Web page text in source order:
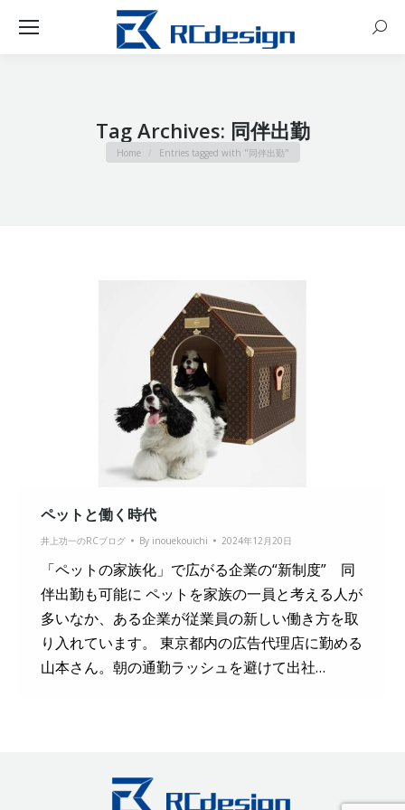
Tag Archives: 同伴出勤
You are here:
Home Entries tagged with "同伴出勤"
ペットと働く時代
井上功一のRCブログ By inouekouichi 2024年12月20日
「ペットの家族化」で広がる企業の“新制度” 同
伴出勤も可能に ペットを家族の一員と考える人が
多いなか、ある企業が従業員の新しい働き方を取
り入れています。 東京都内の広告代理店に勤める
山本さん。朝の通勤ラッシュを避けて出社…